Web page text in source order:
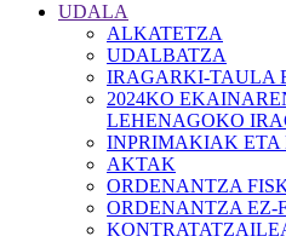
UDALA
ALKATETZA
UDALBATZA
IRAGARKI-TAULA
2024KO
LEHENAGOKO
INPRIMAKIAK ETA
AKTAK
ORDENANTZA
ORDENANTZA EZ-